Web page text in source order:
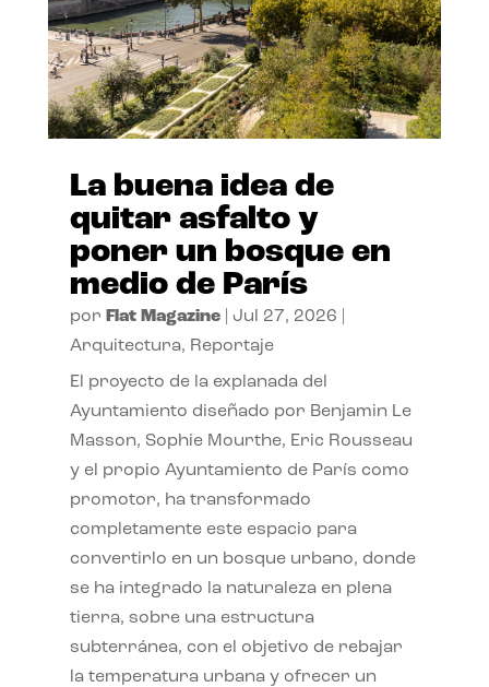
La buena idea de
quitar asfalto y
poner un bosque en
medio de París
por Flat Magazine| Jul 27, 2026
Arquitectura, Reportaje
El proyecto de la explanada del
Ayuntamiento diseñado por Benjamin Le
Masson, Sophie Mourthe, Eric Rousseau
y el propio Ayuntamiento de París como
promotor, ha transformado
completamente este espacio para
convertirlo en un bosque urbano, donde
se ha integrado la naturaleza en plena
tierra, sobre una estructura
subterránea, con el objetivo de rebajar
la temperatura urbana y ofrecer un